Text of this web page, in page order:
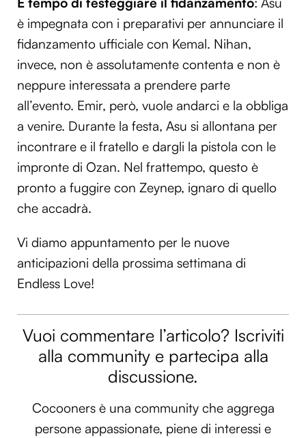
è impegnata con i preparativi per annunciare il
fidanzamento ufficiale con Kemal. Nihan,
invece, non è assolutamente contenta e non è
neppure interessata a prendere parte
all’evento. Emir, però, vuole andarci e la obbliga
a venire. Durante la festa, Asu si allontana per
incontrare e il fratello e dargli la pistola con le
impronte di Ozan. Nel frattempo, questo è
pronto a fuggire con Zeynep, ignaro di quello
che accadrà.
Vi diamo appuntamento per le nuove
anticipazioni della prossima settimana di
Endless Love!
Vuoi commentare l’articolo? Iscriviti
alla community e partecipa alla
discussione.
Cocooners è una community che aggrega
persone appassionate, piene di interessi e